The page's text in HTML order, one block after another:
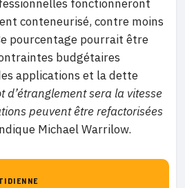
fonctionneront
conteneurisé, contre moins
pourcentage pourrait être
budgétaires
applications et la dette
d’étranglement sera la vitesse
peuvent être refactorisées
Michael Warrilow.